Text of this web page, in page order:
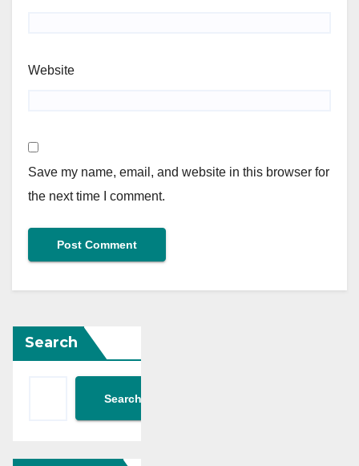
Website
Save my name, email, and website in this browser for
the next time I comment.
Search
Search